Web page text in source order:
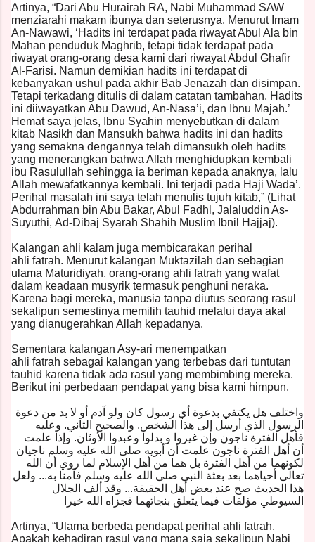
Artinya, “Dari Abu Hurairah RA, Nabi Muhammad SAW
menziarahi makam ibunya dan seterusnya. Menurut Imam
An-Nawawi, ‘Hadits ini terdapat pada riwayat Abul Ala bin
Mahan penduduk Maghrib, tetapi tidak terdapat pada
riwayat orang-orang desa kami dari riwayat Abdul Ghafir
Al-Farisi. Namun demikian hadits ini terdapat di
kebanyakan ushul pada akhir Bab Jenazah dan disimpan.
Tetapi terkadang ditulis di dalam catatan tambahan. Hadits
ini diiwayatkan Abu Dawud, An-Nasa’i, dan Ibnu Majah.’
Hemat saya jelas, Ibnu Syahin menyebutkan di dalam
kitab Nasikh dan Mansukh bahwa hadits ini dan hadits
yang semakna dengannya telah dimansukh oleh hadits
yang menerangkan bahwa Allah menghidupkan kembali
ibu Rasulullah sehingga ia beriman kepada anaknya, lalu
Allah mewafatkannya kembali. Ini terjadi pada Haji Wada’.
Perihal masalah ini saya telah menulis tujuh kitab,” (Lihat
Abdurrahman bin Abu Bakar, Abul Fadhl, Jalaluddin As-
Suyuthi, Ad-Dibaj Syarah Shahih Muslim Ibnil Hajjaj).
Kalangan ahli kalam juga membicarakan perihal
ahli fatrah. Menurut kalangan Muktazilah dan sebagian
ulama Maturidiyah, orang-orang ahli fatrah yang wafat
dalam keadaan musyrik termasuk penghuni neraka.
Karena bagi mereka, manusia tanpa diutus seorang rasul
sekalipun semestinya memilih tauhid melalui daya akal
yang dianugerahkan Allah kepadanya.
Sementara kalangan Asy-ari menempatkan
ahli fatrah sebagai kalangan yang terbebas dari tuntutan
tauhid karena tidak ada rasul yang membimbing mereka.
Berikut ini perbedaan pendapat yang bisa kami himpun.
واختلف هل يكتفي بدعوة أي رسول كان ولو آدم أو لا بد من دعوة
الرسول الذي أرسل إلى هذا الشخص. والصحيح الثاني. وعليه
فأهل الفترة ناجون وإن غيروا و بدلوا وعبدوا الأوثان. وإذا علمت
أن أهل الفترة ناجون علمت أن أبويه صلى الله عليه وسلم ناجيان
لكونهما من أهل الفترة بل هما من أهل الإسلام لما روي أن الله
تعالى أحياهما بعد بعثة النبي صلى الله عليه وسلم فآمنا به... ولعل
هذا الحديث صح عند بعض أهل الحقيقة... وقد ألف الجلال
السيوطي مؤلفات فيما يتعلق بنجاتهما فجزاه الله خيرا
Artinya, “Ulama berbeda pendapat perihal ahli fatrah.
Apakah kehadiran rasul yang mana saja sekalipun Nabi